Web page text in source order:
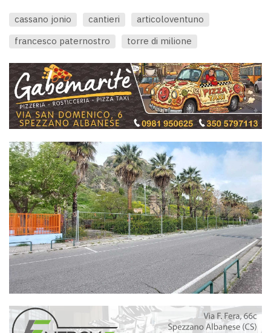
cassano jonio cantieri
articoloventuno
francesco paternostro
torre di milione